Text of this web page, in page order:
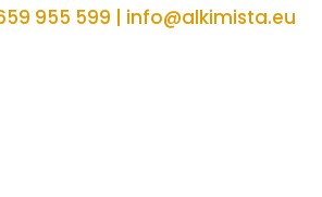
955 599 | info@alkimista.eu